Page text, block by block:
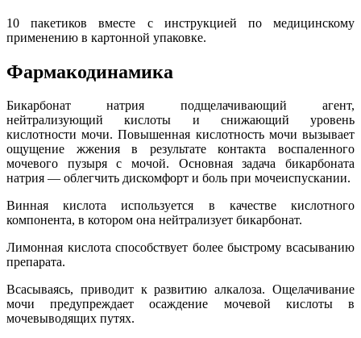
10 пакетиков вместе с инструкцией по медицинскому
применению в картонной упаковке.
Фармакодинамика
Бикарбонат натрия подщелачивающий агент,
нейтрализующий кислоты и снижающий уровень
кислотности мочи. Повышенная кислотность мочи вызывает
ощущение жжения в результате контакта воспаленного
мочевого пузыря с мочой. Основная задача бикарбоната
натрия — облегчить дискомфорт и боль при мочеиспускании.
Винная кислота используется в качестве кислотного
компонента, в котором она нейтрализует бикарбонат.
Лимонная кислота способствует более быстрому всасыванию
препарата.
Всасываясь, приводит к развитию алкалоза. Ощелачивание
мочи предупреждает осаждение мочевой кислоты в
мочевыводящих путях.